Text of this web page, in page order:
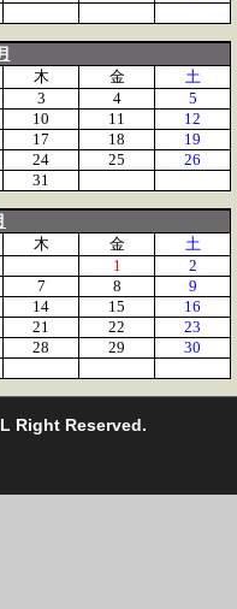
木 金
土
3 4
5
10 11
12
17 18
19
24 25
26
31
木 金
土
1
2
7 8
9
14 15
16
21 22
23
28 29
30
Right Reserved.